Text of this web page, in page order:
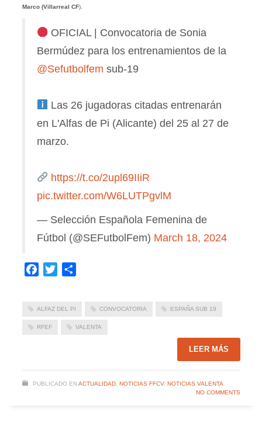
Marco (Villarreal CF).
OFICIAL | Convocatoria de Sonia
Bermúdez para los entrenamientos de la
@Sefutbolfem sub-19
Las 26 jugadoras citadas entrenarán
en L'Alfas de Pi (Alicante) del 25 al 27 de
marzo.
https://t.co/2upl69IIiR
pic.twitter.com/W6LUTPgvlM
— Selección Española Femenina de
Fútbol (@SEFutbolFem) March 18, 2024
Facebook
Twitter
ALFAZ DEL PI CONVOCATORIA ESPAÑA SUB 19
RFEF VALENTA
LEER MÁS
PUBLICADO EN ACTUALIDAD, NOTICIAS FFCV, NOTICIAS VALENTA
NO COMMENTS